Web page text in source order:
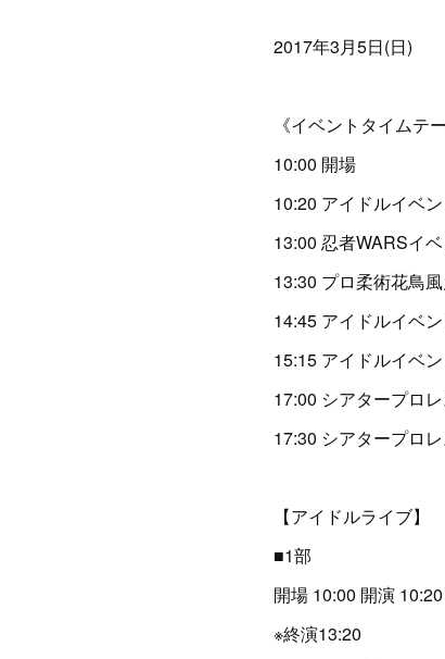
2017年3月5日(日)
《イベントタイムテ
10:00 開場
10:20 アイドルイベ
13:00 忍者WARSイベ
13:30 プロ柔術花鳥風
14:45 アイドルイベ
15:15 アイドルイベ
17:00 シアタープロ
17:30 シアタープロ
【アイドルライブ】
■1部
開場 10:00 開演
※終演13:20